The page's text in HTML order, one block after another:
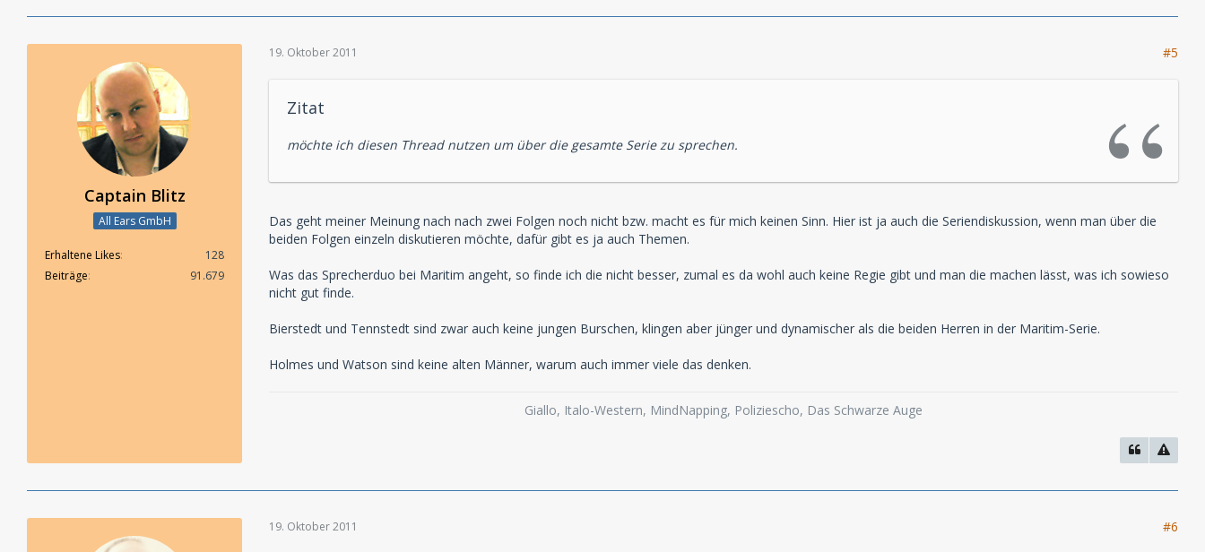
Captain Blitz
All Ears GmbH
Erhaltene Likes
128
Beiträge
91.679
19. Oktober 2011 #5
Zitat
möchte ich diesen Thread nutzen um über die gesamte Serie zu sprechen.
Das geht meiner Meinung nach nach zwei Folgen noch nicht bzw. macht es für mich keinen Sinn. Hier ist ja auch die Seriendiskussion, wenn man über die
beiden Folgen einzeln diskutieren möchte, dafür gibt es ja auch Themen.
Was das Sprecherduo bei Maritim angeht, so finde ich die nicht besser, zumal es da wohl auch keine Regie gibt und man die machen lässt, was ich sowieso
nicht gut finde.
Bierstedt und Tennstedt sind zwar auch keine jungen Burschen, klingen aber jünger und dynamischer als die beiden Herren in der Maritim-Serie.
Holmes und Watson sind keine alten Männer, warum auch immer viele das denken.
Giallo, Italo-Western, MindNapping, Poliziescho, Das Schwarze Auge
19. Oktober 2011 #6